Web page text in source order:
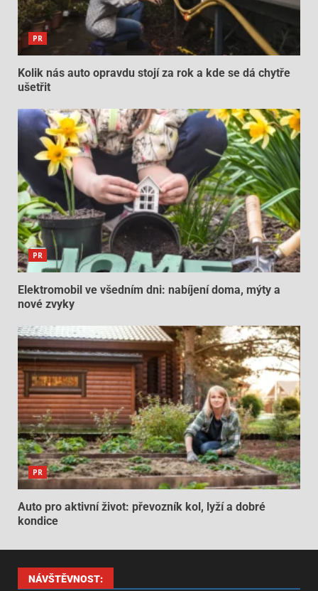
PR
Kolik nás auto opravdu stojí za rok a kde se dá chytře
ušetřit
PR
Elektromobil ve všedním dni: nabíjení doma, mýty a
nové zvyky
PR
Auto pro aktivní život: převozník kol, lyží a dobré
kondice
NÁVŠTĚVNOST: